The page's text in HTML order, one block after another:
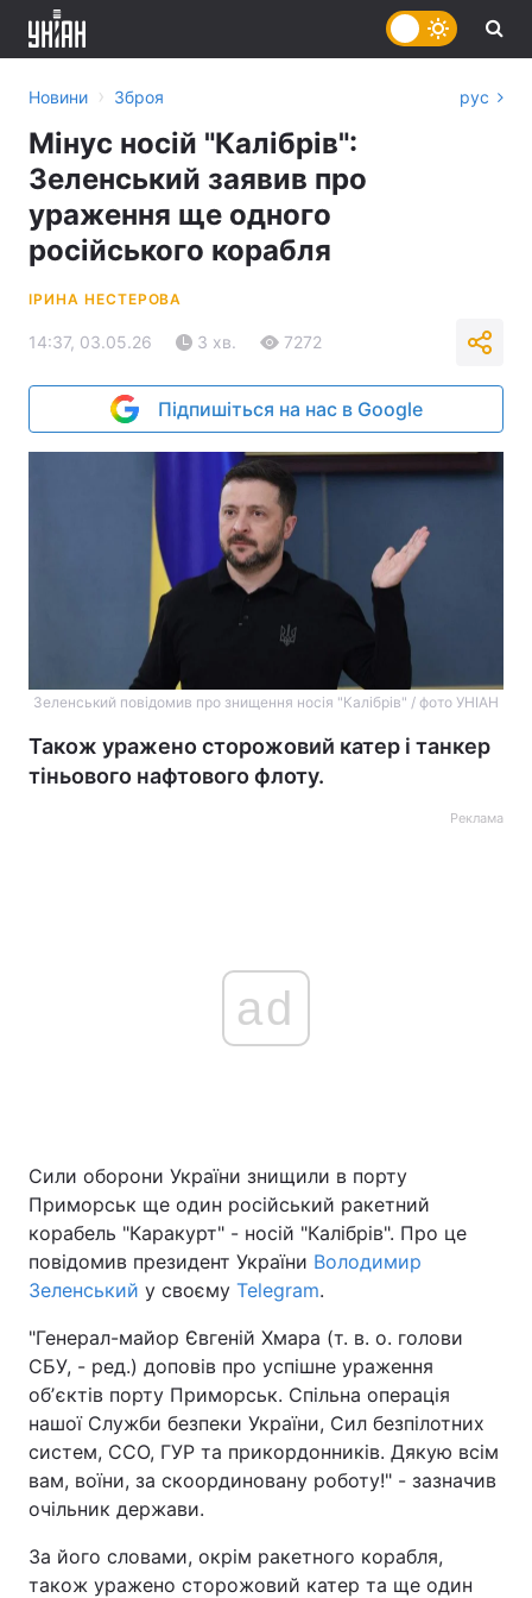
Головна
Україна Політика
Економіка Світ
Техно і зв'язок Лайт
Зброя Інциденти
Здоров'я Туризм
Екологія Регіони
Новини › Зброя рус
Мінус носій "Калібрів":
Зеленський заявив про
ураження ще одного
російського корабля
ІРИНА НЕСТЕРОВА
14:37, 03.05.26 3 хв. 7272
Підпишіться на нас в Google
Зеленський повідомив про знищення носія "Калібрів" / фото УНІАН
Також уражено сторожовий катер і танкер
тіньового нафтового флоту.
Реклама
ad
Сили оборони України знищили в порту
Приморськ ще один російський ракетний
корабель "Каракурт" - носій "Калібрів". Про це
повідомив президент України Володимир
Зеленський у своєму Telegram.
"Генерал-майор Євгеній Хмара (т. в. о. голови
СБУ, - ред.) доповів про успішне ураження
обʼєктів порту Приморськ. Спільна операція
нашої Служби безпеки України, Сил безпілотних
систем, ССО, ГУР та прикордонників. Дякую всім
вам, воїни, за скоординовану роботу!" - зазначив
очільник держави.
За його словами, окрім ракетного корабля,
також уражено сторожовий катер та ще один